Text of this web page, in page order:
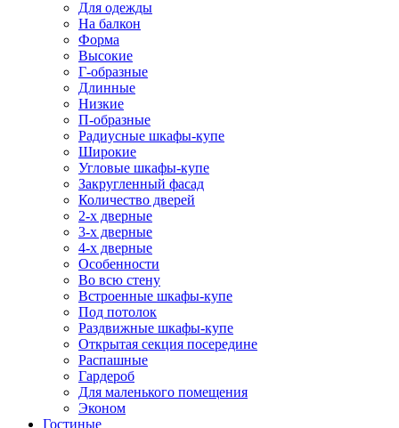
Для одежды
На балкон
Форма
Высокие
Г-образные
Длинные
Низкие
П-образные
Радиусные шкафы-купе
Широкие
Угловые шкафы-купе
Закругленный фасад
Количество дверей
2-х дверные
3-х дверные
4-х дверные
Особенности
Во всю стену
Встроенные шкафы-купе
Под потолок
Раздвижные шкафы-купе
Открытая секция посередине
Распашные
Гардероб
Для маленького помещения
Эконом
Гостиные